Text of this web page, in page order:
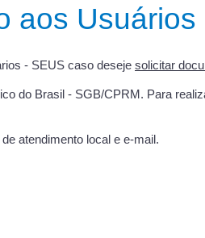
aos Usuários
- SEUS caso deseje solicitar
do Brasil - SGB/CPRM. Para
atendimento local e e-mail.